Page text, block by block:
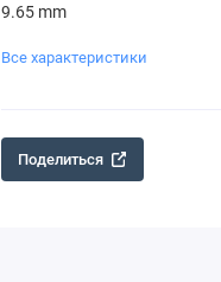
9.65 mm
Все характеристики
Поделиться